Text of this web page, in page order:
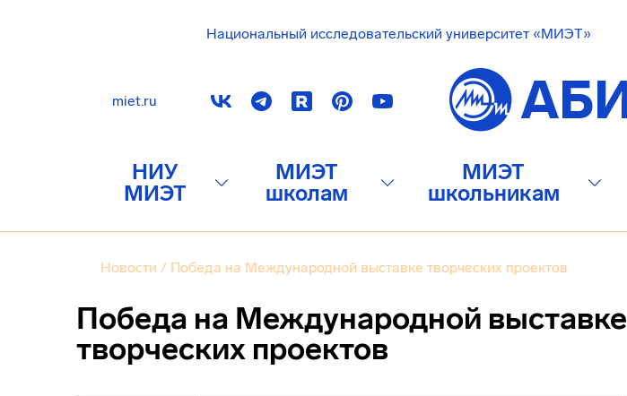
Национальный исследовательский университет «МИЭТ»
miet.ru
НИУ
МИЭТ
МИЭТ
школам
МИЭТ
школьникам
Новости / Победа на Международной выставке творческих проектов
Победа на Международной выставке
творческих проектов